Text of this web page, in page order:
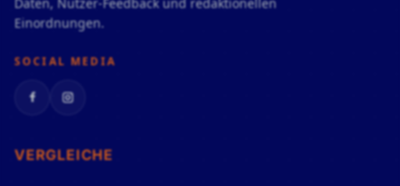
Einordnungen.
SOCIAL MEDIA
FacebookInstagram
VERGLEICHE